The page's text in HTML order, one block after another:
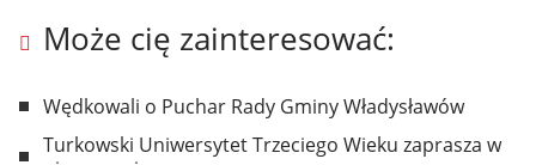
Może cię zainteresować:
Wędkowali o Puchar Rady Gminy Władysławów
Turkowski Uniwersytet Trzeciego Wieku zaprasza w